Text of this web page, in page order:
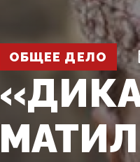
ОБЩЕЕ ДЕЛО